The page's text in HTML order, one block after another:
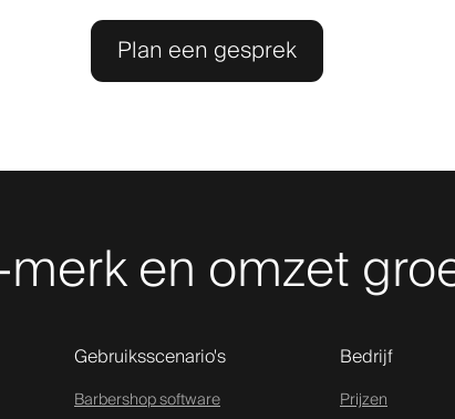
Plan een gesprek
en omzet
Gebruiksscenario's
Barbershop software
Bedrijf
Prijzen